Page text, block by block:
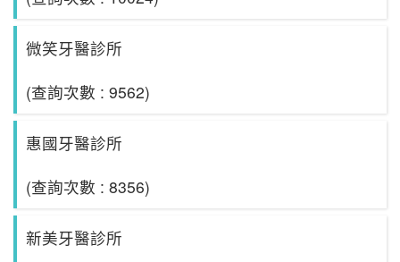
微笑牙醫診所
(查詢次數 : 9562)
惠國牙醫診所
(查詢次數 : 8356)
新美牙醫診所